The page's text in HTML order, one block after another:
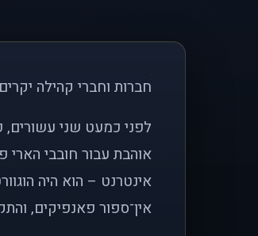
חברות וחברי קהילה
אוהבת עבור חובבי
אינטרנט – הוא היה
אין־ספור פאנפיקים,